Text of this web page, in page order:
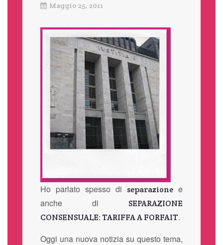
Maggio 25, 2011
Ho parlato spesso di separazione e
anche di SEPARAZIONE
CONSENSUALE: TARIFFA A FORFAIT.
Oggi una nuova notizia su questo tema,